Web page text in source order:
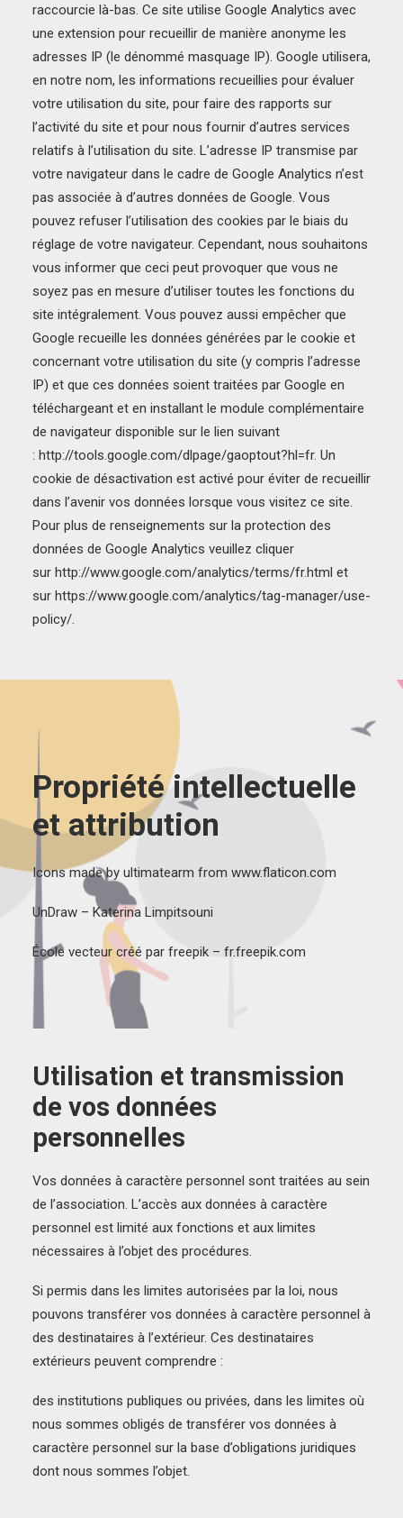
raccourcie là-bas. Ce site utilise Google Analytics avec
une extension pour recueillir de manière anonyme les
adresses IP (le dénommé masquage IP). Google utilisera,
en notre nom, les informations recueillies pour évaluer
votre utilisation du site, pour faire des rapports sur
l’activité du site et pour nous fournir d’autres services
relatifs à l’utilisation du site. L’adresse IP transmise par
votre navigateur dans le cadre de Google Analytics n’est
pas associée à d’autres données de Google. Vous
pouvez refuser l’utilisation des cookies par le biais du
réglage de votre navigateur. Cependant, nous souhaitons
vous informer que ceci peut provoquer que vous ne
soyez pas en mesure d’utiliser toutes les fonctions du
site intégralement. Vous pouvez aussi empêcher que
Google recueille les données générées par le cookie et
concernant votre utilisation du site (y compris l’adresse
IP) et que ces données soient traitées par Google en
téléchargeant et en installant le module complémentaire
de navigateur disponible sur le lien suivant
: http://tools.google.com/dlpage/gaoptout?hl=fr. Un
cookie de désactivation est activé pour éviter de recueillir
dans l’avenir vos données lorsque vous visitez ce site.
Pour plus de renseignements sur la protection des
données de Google Analytics veuillez cliquer
sur http://www.google.com/analytics/terms/fr.html et
sur https://www.google.com/analytics/tag-manager/use-
policy/.
Propriété intellectuelle
et attribution
Icons made by ultimatearm from www.flaticon.com
UnDraw – Katerina Limpitsouni
École vecteur créé par freepik – fr.freepik.com
Utilisation et transmission
de vos données
personnelles
Vos données à caractère personnel sont traitées au sein
de l’association. L’accès aux données à caractère
personnel est limité aux fonctions et aux limites
nécessaires à l’objet des procédures.
Si permis dans les limites autorisées par la loi, nous
pouvons transférer vos données à caractère personnel à
des destinataires à l’extérieur. Ces destinataires
extérieurs peuvent comprendre :
des institutions publiques ou privées, dans les limites où
nous sommes obligés de transférer vos données à
caractère personnel sur la base d’obligations juridiques
dont nous sommes l’objet.